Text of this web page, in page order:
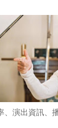
、演出資訊、